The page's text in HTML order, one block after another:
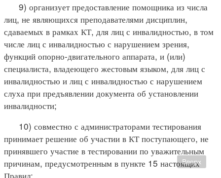
9) организует предоставление помощника из числа
лиц, не являющихся преподавателями дисциплин,
сдаваемых в рамках КТ, для лиц с инвалидностью, в том
числе лиц с инвалидностью с нарушением зрения,
функций опорно-двигательного аппарата, и (или)
специалиста, владеющего жестовым языком, для лиц с
инвалидностью и лиц с инвалидностью с нарушением
слуха при предъявлении документа об установлении
инвалидности;
10) совместно с администраторами тестирования
принимает решение об участии в КТ поступающего, не
принявшего участие в тестировании по уважительным
причинам, предусмотренным в пункте 15 настоящих
Правил;
Вверх